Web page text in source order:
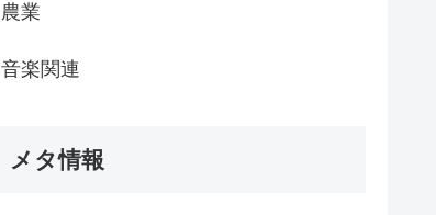
農業
音楽関連
メタ情報